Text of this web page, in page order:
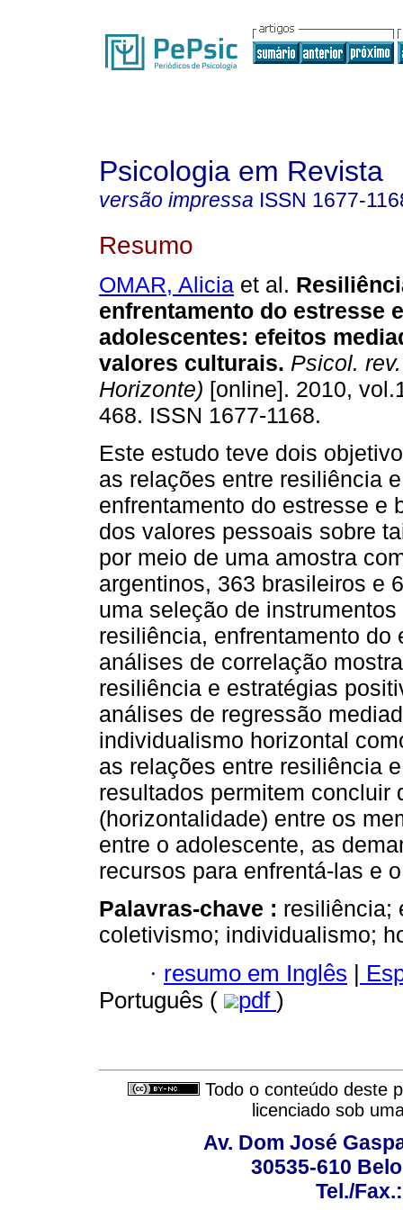
Psicologia em Revista
versão impressa ISSN 1677-
Resumo
OMAR, Alicia et al.
enfrentamento do estresse
adolescentes: efeitos
valores culturais. Psicol.
Horizonte) [online]. 2010,
468. ISSN 1677-1168.
Este estudo teve dois
as relações entre resiliência
enfrentamento do estresse e
dos valores pessoais sobre
por meio de uma amostra
argentinos, 363 brasileiros e
uma seleção de
resiliência, enfrentamento
análises de correlação
resiliência e estratégias
análises de regressão
individualismo horizontal
as relações entre resiliência
resultados permitem concluir
(horizontalidade) entre os
entre o adolescente, as
recursos para enfrentá-las e
Palavras-chave : resiliência;
coletivismo; individualismo;
· resumo em Inglês |
Português (
pdf )
Todo o conteúdo deste
licenciado sob
Av. Dom José
30535-610
Tel./